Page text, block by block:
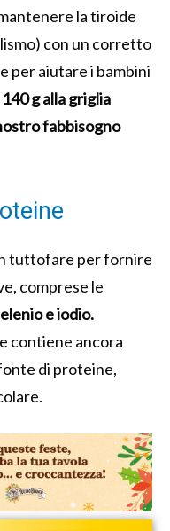
la tiroide
con un corretto
per aiutare i bambini
g alla griglia
fabbisogno
tuttofare per fornire
comprese le
e iodio.
contiene ancora
di proteine,